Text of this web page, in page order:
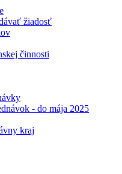
žiadosť
činnosti
- do mája 2025
kraj